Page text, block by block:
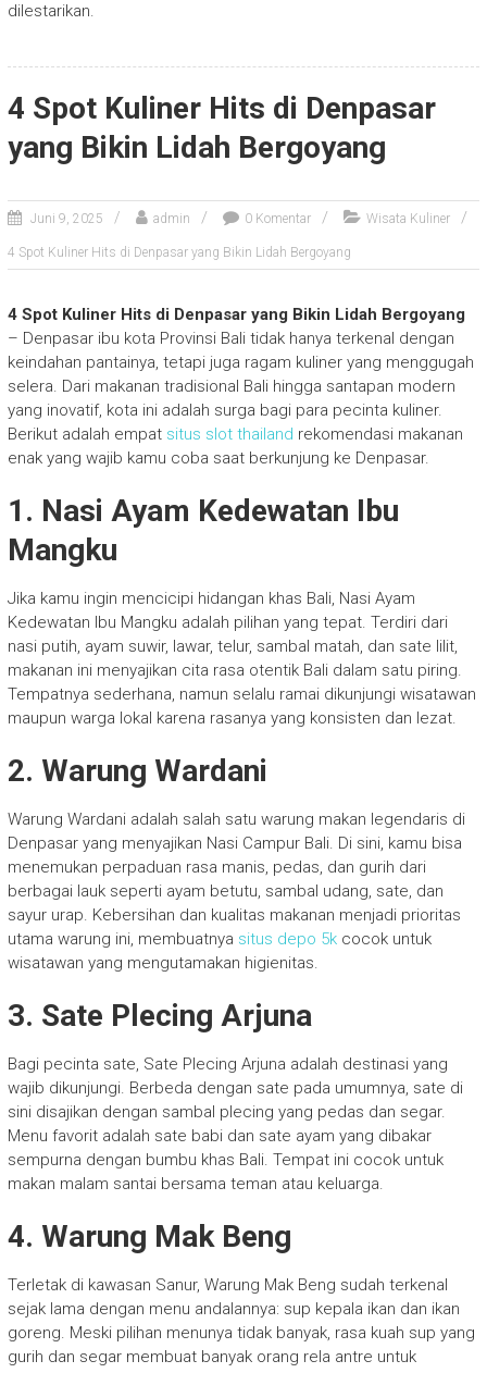
dilestarikan.
4 Spot Kuliner Hits di Denpasar
yang Bikin Lidah Bergoyang
Juni 9, 2025 admin 0 Komentar Wisata Kuliner
4 Spot Kuliner Hits di Denpasar yang Bikin Lidah Bergoyang
4 Spot Kuliner Hits di Denpasar yang Bikin Lidah Bergoyang
– Denpasar ibu kota Provinsi Bali tidak hanya terkenal dengan
keindahan pantainya, tetapi juga ragam kuliner yang menggugah
selera. Dari makanan tradisional Bali hingga santapan modern
yang inovatif, kota ini adalah surga bagi para pecinta kuliner.
Berikut adalah empat situs slot thailand rekomendasi makanan
enak yang wajib kamu coba saat berkunjung ke Denpasar.
1. Nasi Ayam Kedewatan Ibu
Mangku
Jika kamu ingin mencicipi hidangan khas Bali, Nasi Ayam
Kedewatan Ibu Mangku adalah pilihan yang tepat. Terdiri dari
nasi putih, ayam suwir, lawar, telur, sambal matah, dan sate lilit,
makanan ini menyajikan cita rasa otentik Bali dalam satu piring.
Tempatnya sederhana, namun selalu ramai dikunjungi wisatawan
maupun warga lokal karena rasanya yang konsisten dan lezat.
2. Warung Wardani
Warung Wardani adalah salah satu warung makan legendaris di
Denpasar yang menyajikan Nasi Campur Bali. Di sini, kamu bisa
menemukan perpaduan rasa manis, pedas, dan gurih dari
berbagai lauk seperti ayam betutu, sambal udang, sate, dan
sayur urap. Kebersihan dan kualitas makanan menjadi prioritas
utama warung ini, membuatnya situs depo 5kcocok untuk
wisatawan yang mengutamakan higienitas.
3. Sate Plecing Arjuna
Bagi pecinta sate, Sate Plecing Arjuna adalah destinasi yang
wajib dikunjungi. Berbeda dengan sate pada umumnya, sate di
sini disajikan dengan sambal plecing yang pedas dan segar.
Menu favorit adalah sate babi dan sate ayam yang dibakar
sempurna dengan bumbu khas Bali. Tempat ini cocok untuk
makan malam santai bersama teman atau keluarga.
4. Warung Mak Beng
Terletak di kawasan Sanur, Warung Mak Beng sudah terkenal
sejak lama dengan menu andalannya: sup kepala ikan dan ikan
goreng. Meski pilihan menunya tidak banyak, rasa kuah sup yang
gurih dan segar membuat banyak orang rela antre untuk